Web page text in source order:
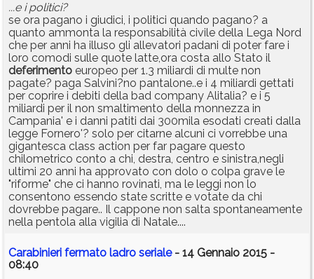
...e i politici?
se ora pagano i giudici, i politici quando pagano? a
quanto ammonta la responsabilità civile della Lega Nord
che per anni ha illuso gli allevatori padani di poter fare i
loro comodi sulle quote latte,ora costa allo Stato il
deferimento europeo per 1.3 miliardi di multe non
pagate? paga Salvini?no pantalone..e i 4 miliardi gettati
per coprire i debiti della bad company Alitalia? e i 5
miliardi per il non smaltimento della monnezza in
Campania' e i danni patiti dai 300mila esodati creati dalla
legge Fornero'? solo per citarne alcuni ci vorrebbe una
gigantesca class action per far pagare questo
chilometrico conto a chi, destra, centro e sinistra,negli
ultimi 20 anni ha approvato con dolo o colpa grave le
"riforme" che ci hanno rovinati, ma le leggi non lo
consentono essendo state scritte e votate da chi
dovrebbe pagare.. Il cappone non salta spontaneamente
nella pentola alla vigilia di Natale....
Carabinieri fermato ladro seriale- 14 Gennaio 2015 -
08:40